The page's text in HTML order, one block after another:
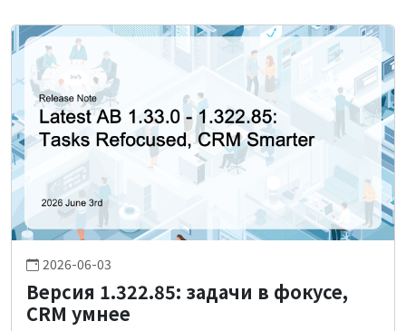
2026-06-03
Версия 1.322.85: задачи в фокусе,
CRM умнее